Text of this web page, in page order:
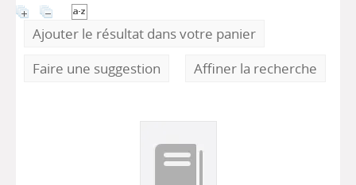
Ajouter le résultat dans votre panier
Faire une suggestion
Affiner la recherche